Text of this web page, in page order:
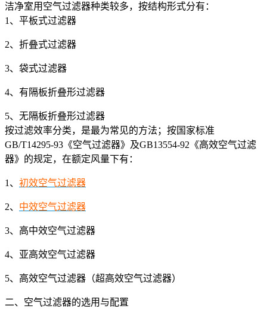
洁净室用空气过滤器种类较多，按结构形式分有：
1、平板式过滤器
2、折叠式过滤器
3、袋式过滤器
4、有隔板折叠形过滤器
5、无隔板折叠形过滤器
按过滤效率分类，是最为常见的方法；按国家标准
GB/T14295-93《空气过滤器》及GB13554-92《高效空气过滤
器》的规定，在额定风量下有：
1、 初效空气过滤器
2、 中效空气过滤器
3、高中效空气过滤器
4、亚高效空气过滤器
5、高效空气过滤器（超高效空气过滤器）
二、空气过滤器的选用与配置